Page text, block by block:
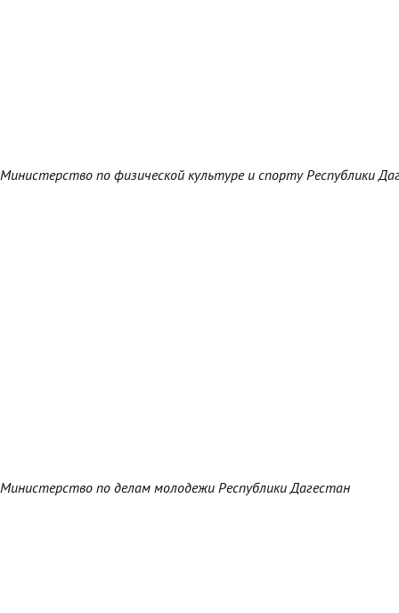
Министерство по физической культуре и спорту Республики
Министерство по делам молодежи Республики Дагестан